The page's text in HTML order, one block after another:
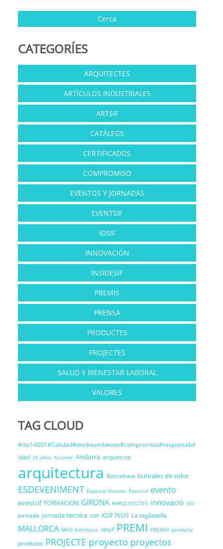
CATEGORÍES
ARQUITECTES
ARTÍCULOS INDUSTRIALES
ARTSIF
CATÀLEGS
CERTIFICADOS
COMPROMISO
EVENTOS Y JORNADAS
EVENTSIF
IDSIF
INNOVACIÓN
INSIDESIF
PREMIS
PRENSA
PRODUCTES
PROJECTES
SALUD Y BIENESTAR LABORAL
VALORES
TAG CLOUD
#Iso14001#Calidad#medioambiente#compromiso#responsabil
idad 25 años Alicante Andorra arquitecte
arquitectura Barcelona butirales de color
ESDEVENIMENT Especial Hoteles Eventisf evento
eventsif FORMACION GIRONA HARQUITECTES innovacio ISO
jornada jornada tecnica KSIF KSIF PLUS La tagliatella
MALLORCA MIAS Architects onsif PREMI PREMIO producte
producto PROJECTE proyecto proyectos